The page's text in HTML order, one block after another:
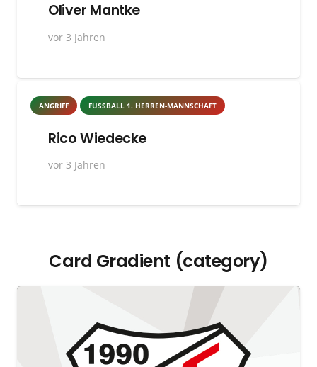
Oliver Mantke
vor 3 Jahren
ANGRIFF FUSSBALL 1. HERREN-MANNSCHAFT
Rico Wiedecke
vor 3 Jahren
Card Gradient (category)